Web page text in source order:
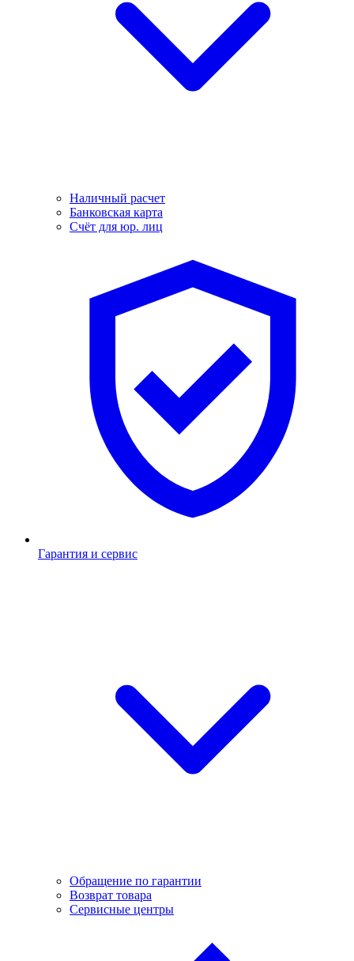
Наличный расчет
Банковская карта
Счёт для юр. лиц
Гарантия и сервис
Обращение по гарантии
Возврат товара
Сервисные центры